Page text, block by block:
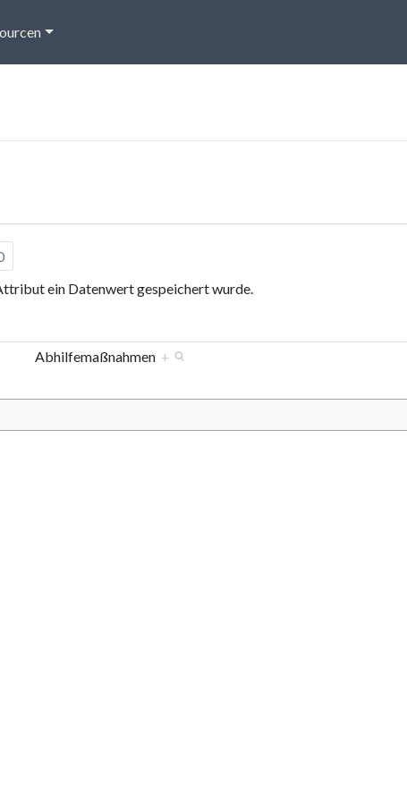
ein Datenwert gespeichert wurde.
Abhilfemaßnahmen +